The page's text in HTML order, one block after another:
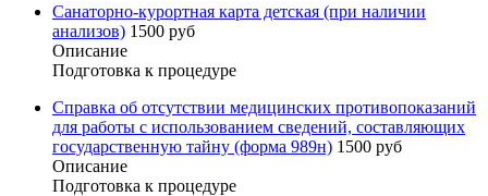
Санаторно-курортная карта детская (при наличии
анализов) 1500 руб
Описание
Подготовка к процедуре
Справка об отсутствии медицинских противопоказаний
для работы с использованием сведений, составляющих
государственную тайну (форма 989н) 1500 руб
Описание
Подготовка к процедуре